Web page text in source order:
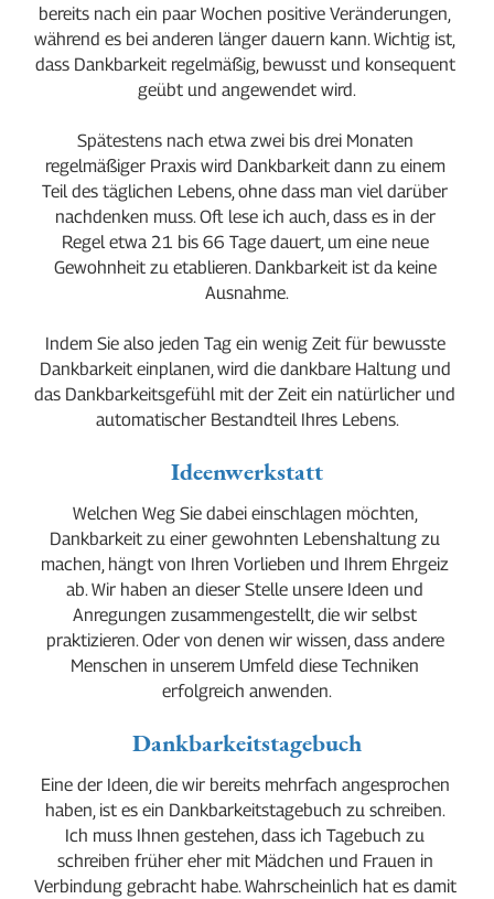
bereits nach ein paar Wochen positive Veränderungen,
während es bei anderen länger dauern kann. Wichtig ist,
dass Dankbarkeit regelmäßig, bewusst und konsequent
geübt und angewendet wird.
Spätestens nach etwa zwei bis drei Monaten
regelmäßiger Praxis wird Dankbarkeit dann zu einem
Teil des täglichen Lebens, ohne dass man viel darüber
nachdenken muss. Oft lese ich auch, dass es in der
Regel etwa 21 bis 66 Tage dauert, um eine neue
Gewohnheit zu etablieren. Dankbarkeit ist da keine
Ausnahme.
Indem Sie also jeden Tag ein wenig Zeit für bewusste
Dankbarkeit einplanen, wird die dankbare Haltung und
das Dankbarkeitsgefühl mit der Zeit ein natürlicher und
automatischer Bestandteil Ihres Lebens.
Ideenwerkstatt
Welchen Weg Sie dabei einschlagen möchten,
Dankbarkeit zu einer gewohnten Lebenshaltung zu
machen, hängt von Ihren Vorlieben und Ihrem Ehrgeiz
ab. Wir haben an dieser Stelle unsere Ideen und
Anregungen zusammengestellt, die wir selbst
praktizieren. Oder von denen wir wissen, dass andere
Menschen in unserem Umfeld diese Techniken
erfolgreich anwenden.
Dankbarkeitstagebuch
Eine der Ideen, die wir bereits mehrfach angesprochen
haben, ist es ein Dankbarkeitstagebuch zu schreiben.
Ich muss Ihnen gestehen, dass ich Tagebuch zu
schreiben früher eher mit Mädchen und Frauen in
Verbindung gebracht habe. Wahrscheinlich hat es damit